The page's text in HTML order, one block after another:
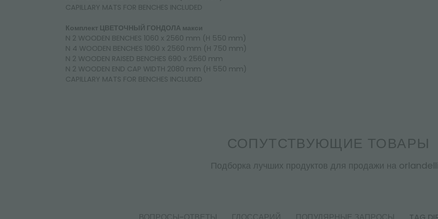
CAPILLARY MATS FOR BENCHES INCLUDED
Комплект ЦВЕТОЧНЫЙ ГОНДОЛА макси
N 2 WOODEN BENCHES 1060 x 2560 mm (H 550 mm)
N 4 WOODEN BENCHES 1060 x 2560 mm (H 750 mm)
N 2 WOODEN RAISED BENCHES 690 x 2560 mm
N 2 WOODEN END CAP WIDTH 2080 mm (H 550 mm)
CAPILLARY MATS FOR BENCHES INCLUDED
СОПУТСТВУЮЩИЕ ТОВАРЫ
Подборка лучших продуктов для продажи на